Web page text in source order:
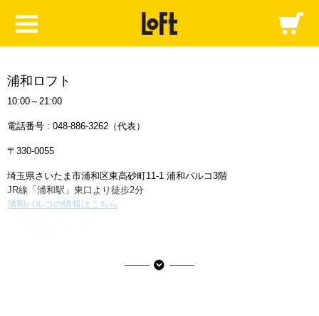
浦和ロフト
10:00～21:00
電話番号 : 048-886-3262 （代表）
〒330-0055
埼玉県さいたま市浦和区東高砂町11-1 浦和パルコ3階
JR線「浦和駅」東口より徒歩2分
浦和パルコの情報はこちら